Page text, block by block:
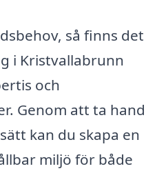
så finns det
i Kristvallabrunn
och
Genom att ta hand
kan du skapa en
miljö för både